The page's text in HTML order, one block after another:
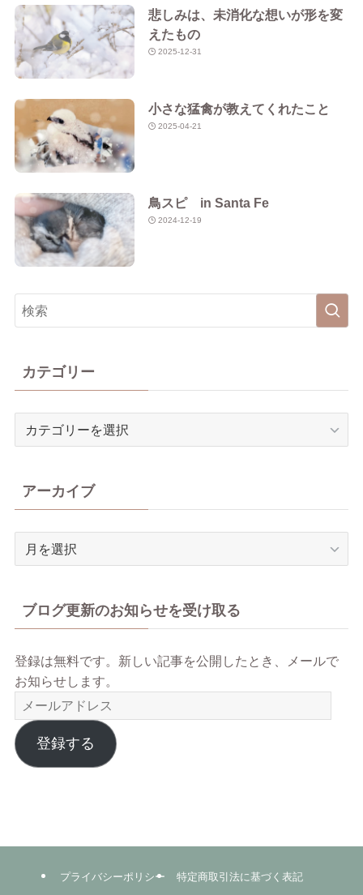
悲しみは、未消化な想いが形を変
えたもの
2025-12-31
小さな猛禽が教えてくれたこと
2025-04-21
鳥スピ in Santa Fe
2024-12-19
カテゴリー
ー
アーカイブ
ブ
ブログ更新のお知らせを受け取る
登録は無料です。新しい記事を公開したとき、メールで
お知らせします。
ー
ル
ア
登録する
プライバシーポリシー 特定商取引法に基づく表記